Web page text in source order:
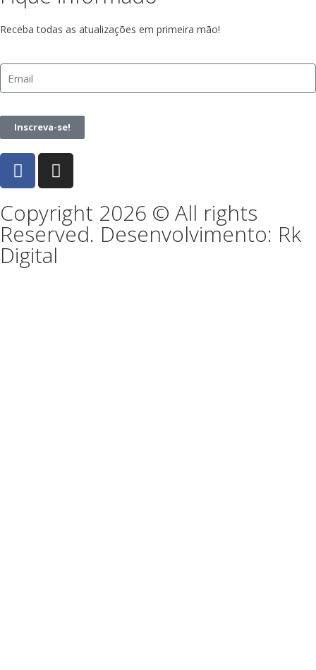
Receba todas as atualizações em primeira mão!
Inscreva-se!
Copyright 2026 © All rights
Reserved. Desenvolvimento: Rk
Digital